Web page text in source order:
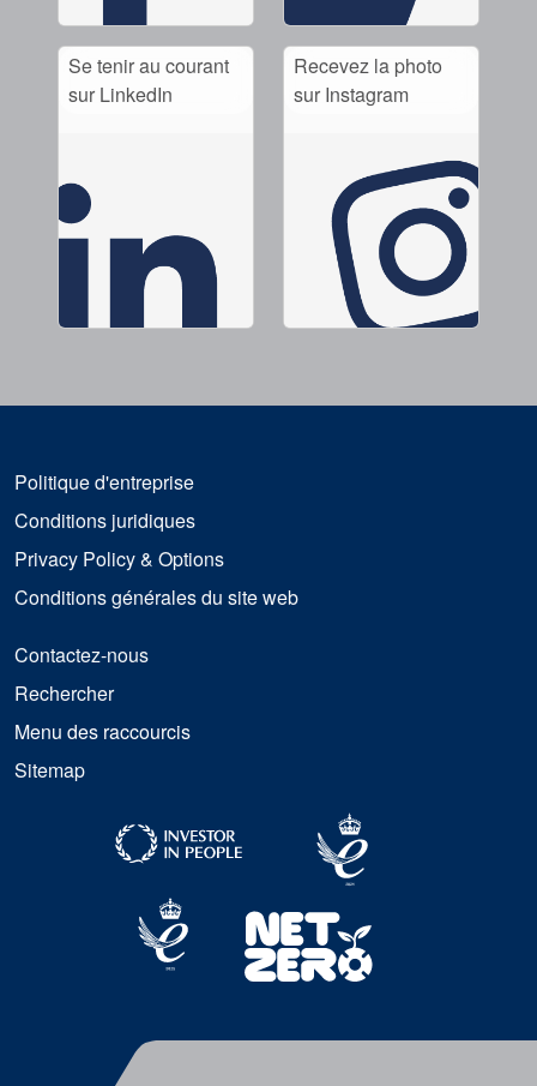
Se tenir au courant
sur LinkedIn
Recevez la photo
sur Instagram
Politique d'entreprise
Conditions juridiques
Privacy Policy & Options
Conditions générales du site web
Contactez-nous
Rechercher
Menu des raccourcis
Sitemap